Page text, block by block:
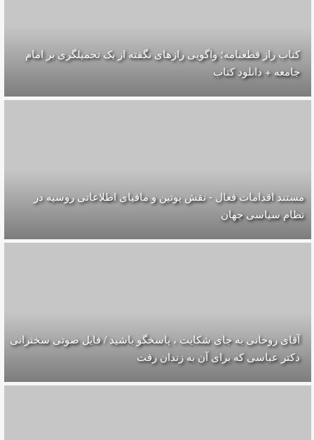
کتاب راز قطعنامه؛ واگویی رازهای نگفته از یک تحمیلگری بر امام
جامعه + دانلود کتاب
مستند اقدامات فعال - نقش پوتین و مافیای‌ اطلاعاتی روسیه در
نظام سیاسی جهان
آقای روحانی به جای شکایت ، پاسخگو باشید / فایل صوتی سخنرانی
دکتر عباسی که برای آن به زندان رفت